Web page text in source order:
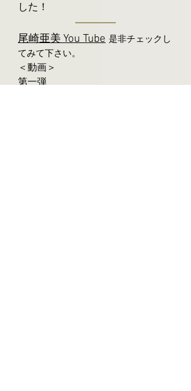
した！
尾崎亜美 You Tube 是非チェックし
てみて下さい。
＜動画＞
第一弾